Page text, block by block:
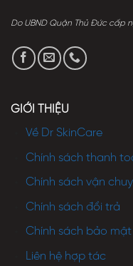
Do UBND Quận Thủ Đức cấp
GIỚI THIỆU
Về Dr SkinCare
Chính sách thanh
Chính sách vận
Chính sách đổi trả
Chính sách bảo
Liên hệ hợp tác